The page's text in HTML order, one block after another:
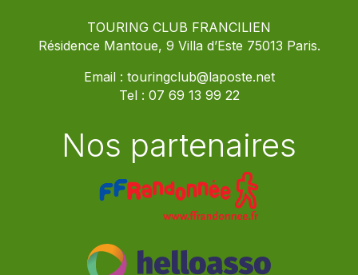
TOURING CLUB FRANCILIEN
Résidence Mantoue, 9 Villa d’Este 75013 Paris.
Email : touringclub@laposte.net
Tel : 07 69 13 99 22
Nos partenaires